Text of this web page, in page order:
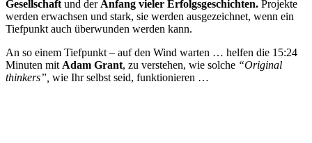
Gesellschaftund derAnfang vieler Erfolgsgeschichten. Projekte
werden erwachsen und stark, sie werden ausgezeichnet, wenn ein
Tiefpunkt auch überwunden werden kann.
An so einem Tiefpunkt – auf den Wind warten … helfen die 15:24
Minuten mitAdam Grant, zu verstehen, wie solche “Original
thinkers”, wie Ihr selbst seid, funktionieren …